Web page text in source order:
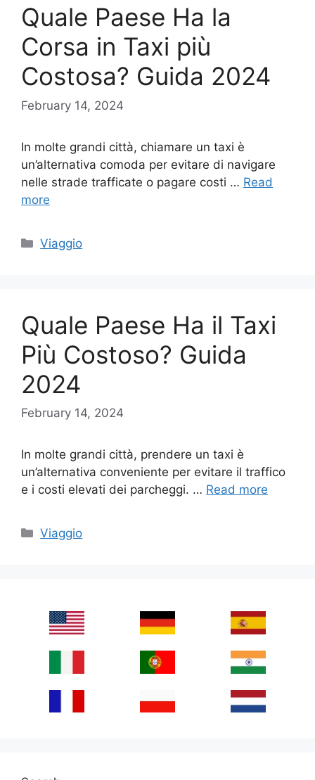
Quale Paese Ha la
Corsa in Taxi più
Costosa? Guida 2024
February 14, 2024
In molte grandi città, chiamare un taxi è
un’alternativa comoda per evitare di navigare
nelle strade trafficate o pagare costi … Read
more
Categories
Viaggio
Quale Paese Ha il Taxi
Più Costoso? Guida
2024
February 14, 2024
In molte grandi città, prendere un taxi è
un’alternativa conveniente per evitare il traffico
e i costi elevati dei parcheggi. … Read more
Categories
Viaggio